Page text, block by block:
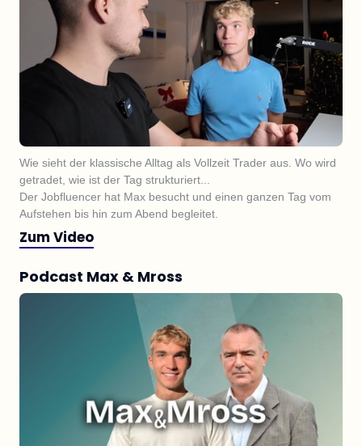
Wie sieht der klassische Alltag als Vollzeit Trader aus. Wo wird
getradet, wie ist der Tag strukturiert...
Der Jobfluencer hat Max besucht und einen ganzen Tag vom
Zum Video
Podcast Max & Mross